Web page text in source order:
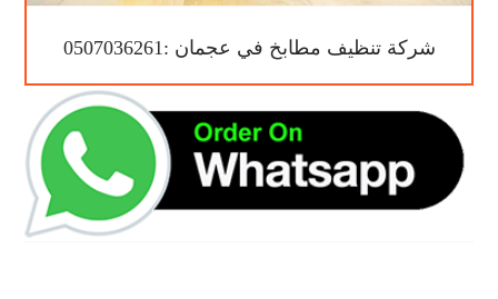
شركة تنظيف مطابخ في عجمان :0507036261